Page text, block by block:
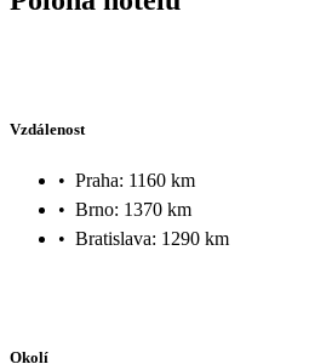
Vzdálenost
• Praha: 1160 km
• Brno: 1370 km
• Bratislava: 1290 km
Okolí